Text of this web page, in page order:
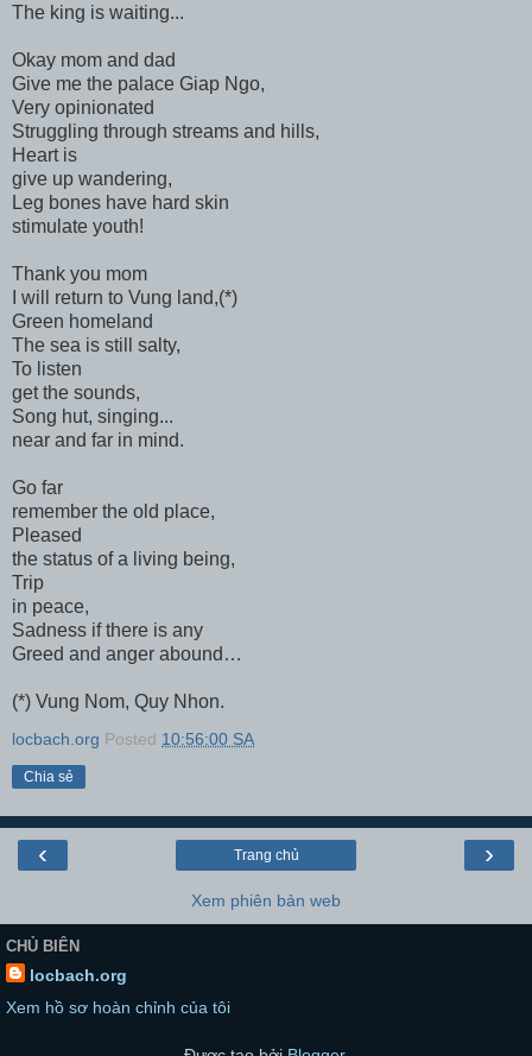
The king is waiting...
Okay mom and dad
Give me the palace Giap Ngo,
Very opinionated
Struggling through streams and hills,
Heart is
give up wandering,
Leg bones have hard skin
stimulate youth!
Thank you mom
I will return to Vung land,(*)
Green homeland
The sea is still salty,
To listen
get the sounds,
Song hut, singing...
near and far in mind.
Go far
remember the old place,
Pleased
the status of a living being,
Trip
in peace,
Sadness if there is any
Greed and anger abound…
(*) Vung Nom, Quy Nhon.
locbach.org Posted 10:56:00 SA
Chia sẻ
‹ ›
Trang chủ
Xem phiên bản web
CHỦ BIÊN
locbach.org
Xem hồ sơ hoàn chỉnh của tôi